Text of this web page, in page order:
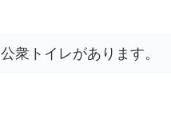
公衆トイレがあります。